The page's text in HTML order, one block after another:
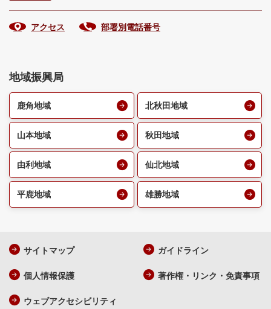
アクセス 部署別電話番号
地域振興局
鹿角地域 北秋田地域
山本地域 秋田地域
由利地域 仙北地域
平鹿地域 雄勝地域
サイトマップ ガイドライン
個人情報保護 著作権・リンク・免責事項
ウェブアクセシビリティ